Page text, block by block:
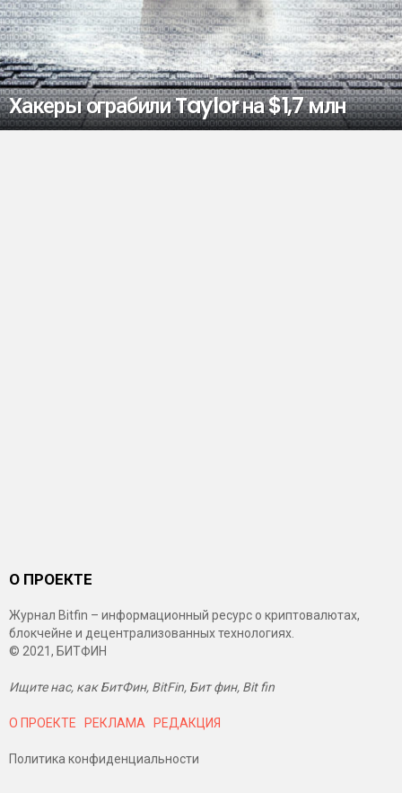
Хакеры ограбили Taylor на $1,7 млн
О ПРОЕКТЕ
Журнал Bitfin – информационный ресурс о криптовалютах,
блокчейне и децентрализованных технологиях.
© 2021, БИТФИН
Ищите нас, как БитФин, BitFin, Бит фин, Bit fin
О ПРОЕКТЕ РЕКЛАМА РЕДАКЦИЯ
Политика конфиденциальности